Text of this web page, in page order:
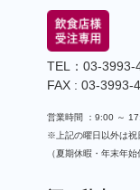
TEL：03-3993-
FAX : 03-3993-
営業時間 ：9:00 ～
※上記の曜日以外は祝
（夏期休暇・年末年